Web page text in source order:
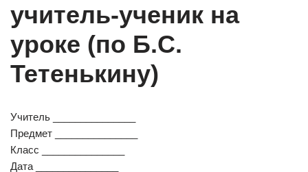
учитель-ученик на
уроке (по Б.С.
Тетенькину)
Учитель _______________
Предмет _______________
Класс _______________
Дата _______________